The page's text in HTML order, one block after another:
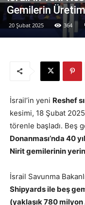
Gemilerin
20 Şubat 2025 364
İsrail’in yeni Reshef
kesimi, 18 Şubat
törenle başladı. Beş
Donanması’nda 40
Nirit gemilerinin
İsrail Savunma
Shipyards ile beş
(yaklaşık 780